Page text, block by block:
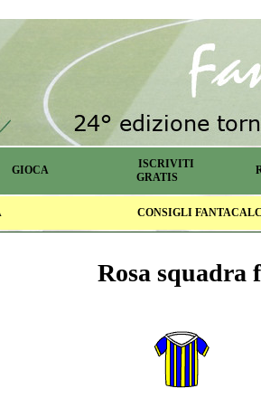
GIOCA
ISCRIVITI
GRATIS
CONSIGLI
Rosa squadra